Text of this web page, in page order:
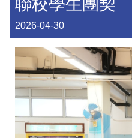
聯校學生團契
2026-04-30